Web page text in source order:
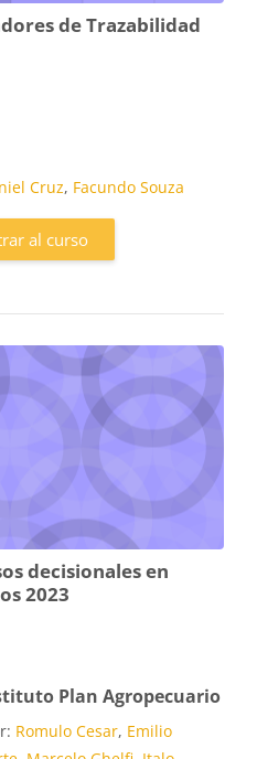
de Trazabilidad
Cruz, Facundo Souza
al curso
decisionales en
2023
Plan Agropecuario
Romulo Cesar, Emilio